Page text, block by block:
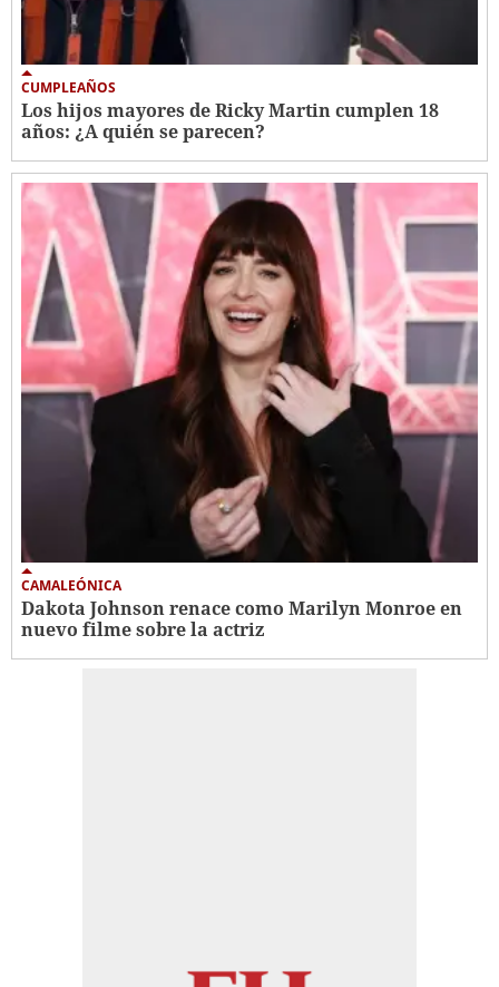
CUMPLEAÑOS
Los hijos mayores de Ricky Martin cumplen 18
años: ¿A quién se parecen?
CAMALEÓNICA
Dakota Johnson renace como Marilyn Monroe en
nuevo filme sobre la actriz